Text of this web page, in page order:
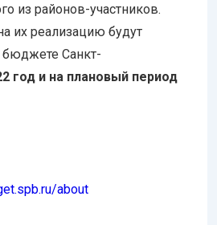
из районов-участников.
их реализацию будут
Санкт-
год и на плановый период
about